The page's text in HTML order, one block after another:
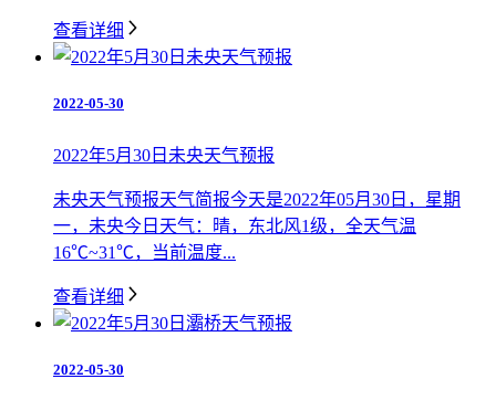
查看详细
2022-05-30
2022年5月30日未央天气预报
未央天气预报天气简报今天是2022年05月30日，星期
一，未央今日天气：晴，东北风1级，全天气温
16℃~31℃，当前温度...
查看详细
2022-05-30